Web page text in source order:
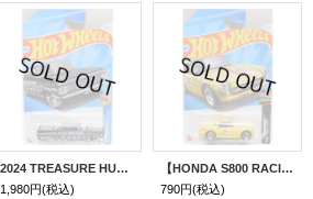
2024 TREASURE HUNTS 【'59 CHEVY IMPALA】FLAT BLACK/SKULL (予約不可）
1,980円(税込)
【HONDA S800 RACING】YELLOW/RSW (NEW CAST)
790円(税込)